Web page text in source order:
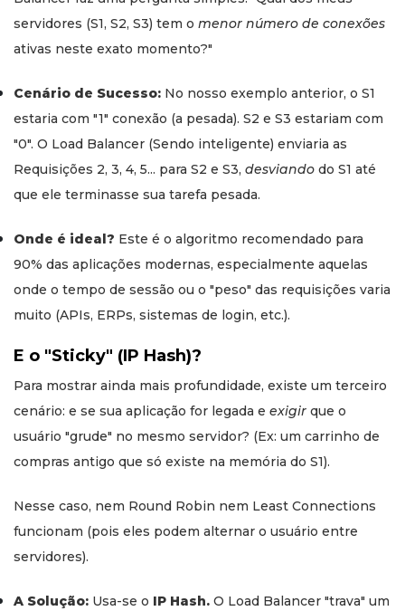
servidores (S1, S2, S3) tem o menor número de conexões
ativas neste exato momento?"
Cenário de Sucesso: No nosso exemplo anterior, o S1
estaria com "1" conexão (a pesada). S2 e S3 estariam com
"0". O Load Balancer (Sendo inteligente) enviaria as
Requisições 2, 3, 4, 5... para S2 e S3, desviando do S1 até
que ele terminasse sua tarefa pesada.
Onde é ideal? Este é o algoritmo recomendado para
90% das aplicações modernas, especialmente aquelas
onde o tempo de sessão ou o "peso" das requisições varia
muito (APIs, ERPs, sistemas de login, etc.).
E o "Sticky" (IP Hash)?
Para mostrar ainda mais profundidade, existe um terceiro
cenário: e se sua aplicação for legada e exigir que o
usuário "grude" no mesmo servidor? (Ex: um carrinho de
compras antigo que só existe na memória do S1).
Nesse caso, nem Round Robin nem Least Connections
funcionam (pois eles podem alternar o usuário entre
servidores).
A Solução: Usa-se o IP Hash. O Load Balancer "trava" um